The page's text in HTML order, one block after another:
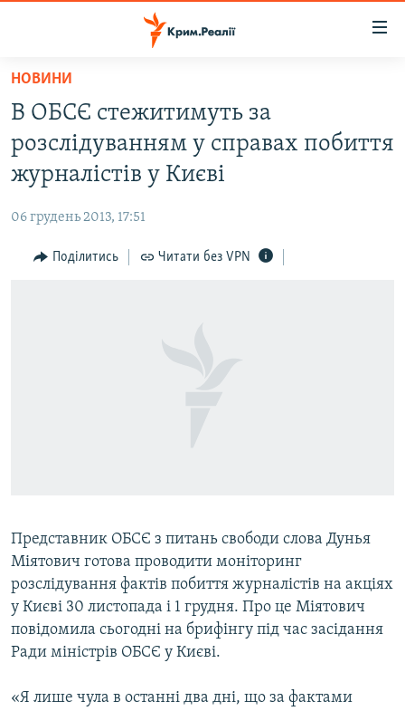
Перейти
основного
матеріалу
Перейти
до
основної
навігації
Перейти
ВІДЕО ТА ФОТО
БЛОГИ
ПОГЛЯД
Усі сайти RFE/RL
НОВИНИ
В ОБСЄ стежитимуть за
розслідуванням у справах побиття
журналістів у Києві
06 грудень 2013, 17:51
Поділитись Читати без VPN
Представник ОБСЄ з питань свободи слова Дунья
Міятович готова проводити моніторинг
розслідування фактів побиття журналістів на акціях
у Києві 30 листопада і 1 грудня. Про це Міятович
повідомила сьогодні на брифінгу під час засідання
Ради міністрів ОБСЄ у Києві.
«Я лише чула в останні два дні, що за фактами